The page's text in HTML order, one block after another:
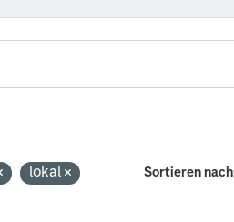
Sortieren nach
lokal